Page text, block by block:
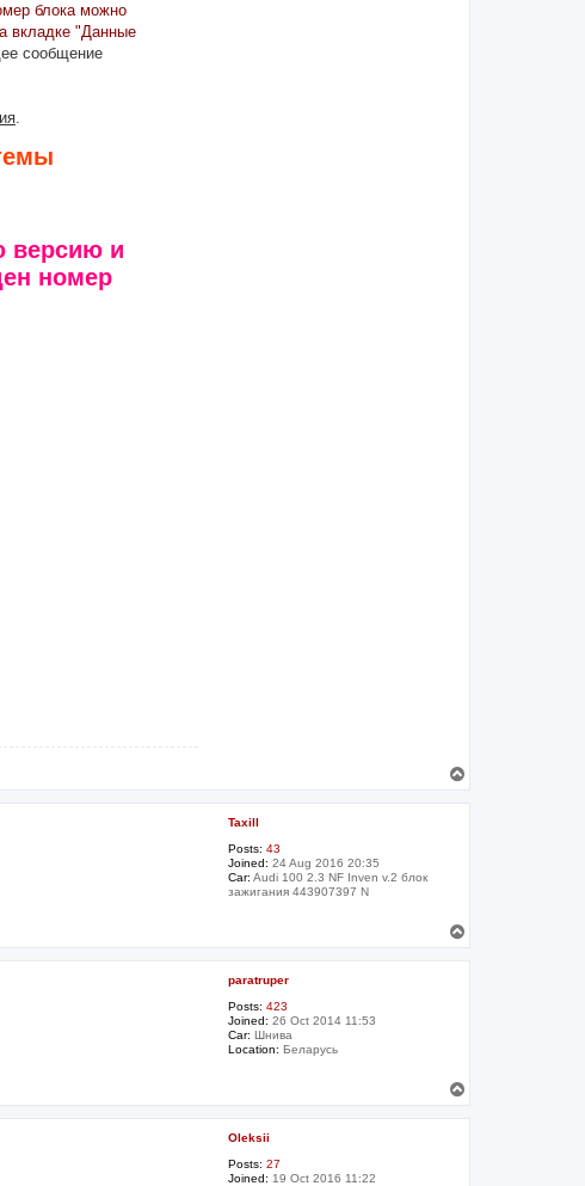
блока можно
вкладке "Данные
сообщение
.
версию и
номер
o
p
Taxill
Posts: 43
Joined: 24 Aug 2016 20:35
Car: Audi 100 2.3 NF Inven v.2 блок
зажигания 443907397 N
o
p
paratruper
Posts: 423
Joined: 26 Oct 2014 11:53
Car: Шнива
Location: Беларусь
o
p
Oleksii
Posts: 27
Joined: 19 Oct 2016 11:22